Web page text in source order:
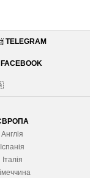
TELEGRAM
FACEBOOK
Англія
Іспанія
Італія